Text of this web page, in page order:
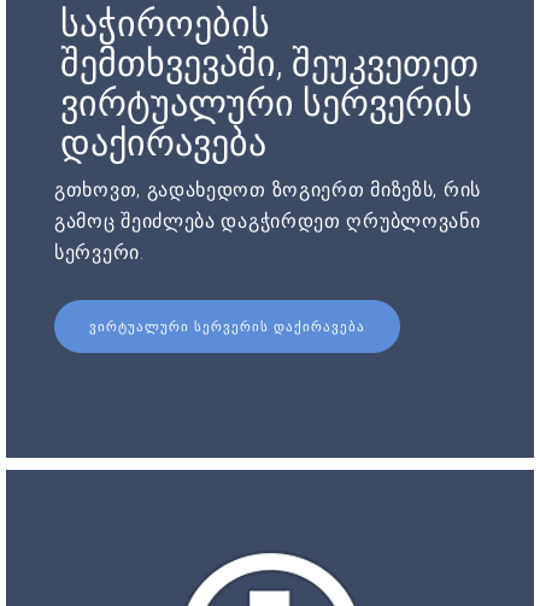
საჭიროების
შემთხვევაში, შეუკვეთეთ
ვირტუალური სერვერის
დაქირავება
გთხოვთ, გადახედოთ ზოგიერთ მიზეზს, რის
გამოც შეიძლება დაგჭირდეთ ღრუბლოვანი
სერვერი.
ᲕᲘᲠᲢᲣᲐᲚᲣᲠᲘ ᲡᲔᲠᲕᲔᲠᲘᲡ ᲓᲐᲥᲘᲠᲐᲕᲔᲑᲐ